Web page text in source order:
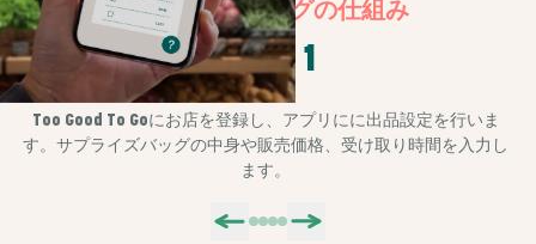
サプライズバッグの仕組み
STEP 1
Too Good To Goにお店を登録し、アプリにに出品設定を行いま
す。サプライズバッグの中身や販売価格、受け取り時間を入力し
ます。